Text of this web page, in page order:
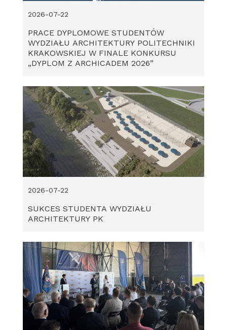
PRACE DYPLOMOWE STUDENTÓW
WYDZIAŁU ARCHITEKTURY POLITECHNIKI
KRAKOWSKIEJ W FINALE KONKURSU
„DYPLOM Z ARCHICADEM 2026”
2026-07-22
SUKCES STUDENTA WYDZIAŁU
ARCHITEKTURY PK
2026-07-22